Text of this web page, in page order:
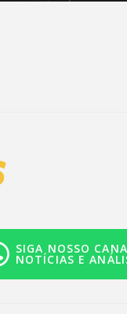
SIGA NOSSO
NOTÍCIAS E